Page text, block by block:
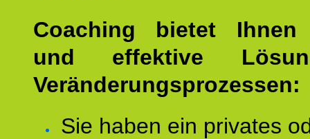
Coaching bietet Ihnen
und effektive
Veränderungsprozessen:
Sie haben ein privates